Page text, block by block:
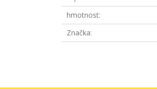
hmotnost
Značka